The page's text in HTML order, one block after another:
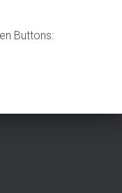
Buttons: